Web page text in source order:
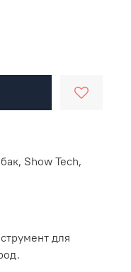
Show Tech,
для